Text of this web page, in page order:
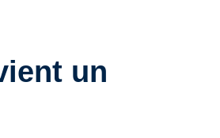
un